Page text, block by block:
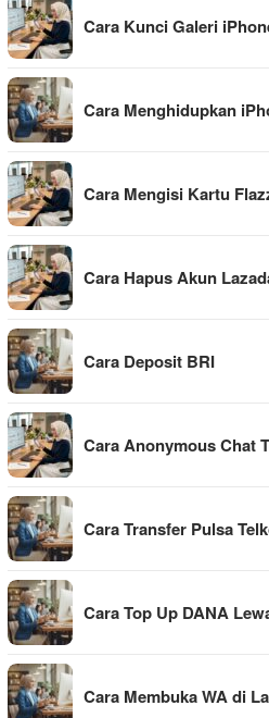
Cara Kunci Galeri
Cara Menghidupkan
Cara Mengisi Kartu
Cara Hapus Akun
Cara Deposit BRI
Cara Anonymous Chat
Cara Transfer Pulsa
Cara Top Up DANA
Cara Membuka WA di